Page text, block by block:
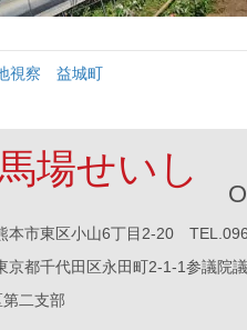
視察 益城町
場せいし
本市東区小山6丁目2-20
京都千代田区永田町2-1-1参議
二支部